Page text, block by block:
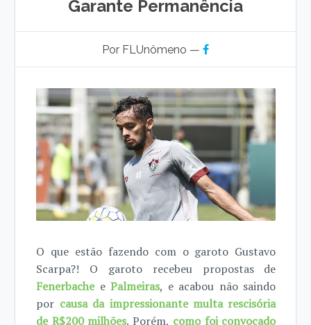
Garante Permanência
Por FLUnômeno —
O que estão fazendo com o garoto Gustavo
Scarpa?! O garoto recebeu propostas de
FenerbacheePalmeiras, e acabou não saindo
por causa da impressionante multa rescisória
de R$200 milhões. Porém, como foi convocado